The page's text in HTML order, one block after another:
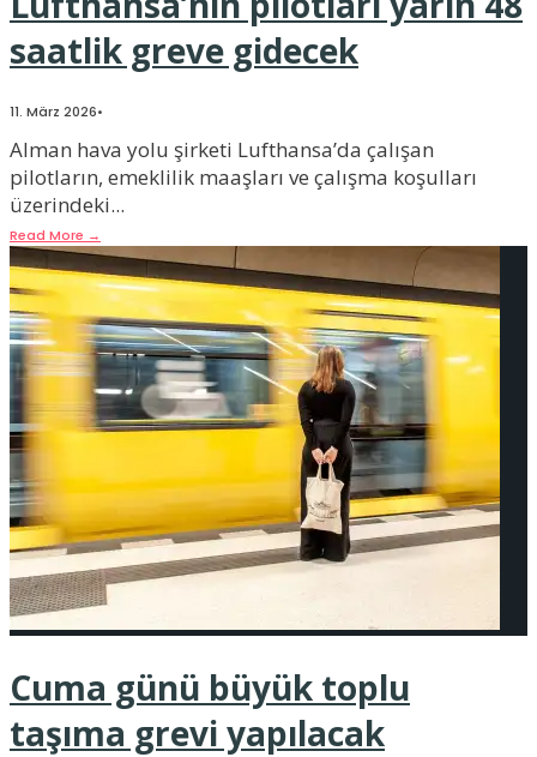
saatlik greve gidecek
11. März 2026•
Alman hava yolu şirketi Lufthansa’da çalışan
pilotların, emeklilik maaşları ve çalışma koşulları
üzerindeki...
Read More →
Cuma günü büyük toplu
taşıma grevi yapılacak